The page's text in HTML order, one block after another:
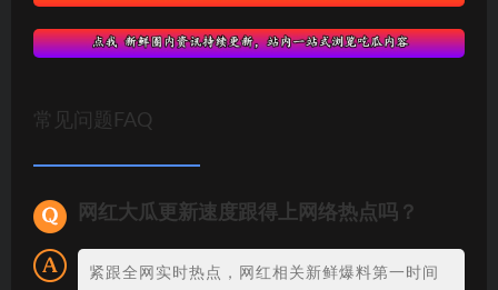
常见问题FAQ
网红大瓜更新速度跟得上网络热点吗？
紧跟全网实时热点，网红相关新鲜爆料第一时间